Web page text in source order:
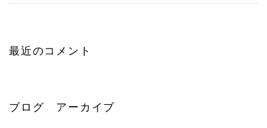
最近のコメント
ブログ アーカイブ